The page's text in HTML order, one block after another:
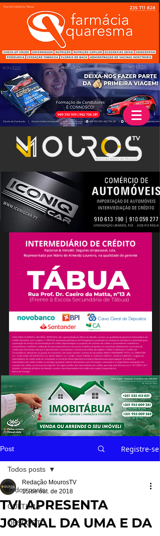
Post Registre-se
Todos posts
CULTURA
DESPORTO
Todos posts
TVI APRESENTA
JORNAL DA UMA E DA
Redação MourosTV
15 de out. de 2018